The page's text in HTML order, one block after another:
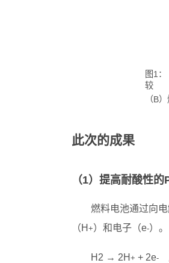
图1
较
（B
此次的成果
（1）提高耐酸性
燃料电池通过向
（H +）和电子（e-）。
H2 → 2H + + 2e-